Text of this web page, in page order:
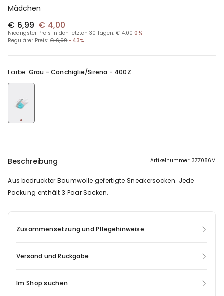
Mädchen
€ 6,99 € 4,00
Niedrigster Preis in den letzten 30 Tagen:€ 4,00 0%
Regulärer Preis:€ 6,99 -43%
Farbe: Grau -Conchiglie/Sirena - 400Z
Beschreibung Artikelnummer: 3ZZ086M
Aus bedruckter Baumwolle gefertigte Sneakersocken. Jede
Packung enthält 3 Paar Socken.
Zusammensetzung und Pflegehinweise
Versand und Rückgabe
Im Shop suchen